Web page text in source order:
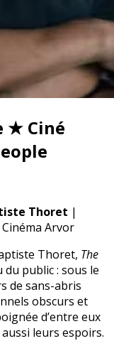
★ Ciné
Thoret |
Arvor
Thoret, The
public : sous le
de sans-abris
obscurs et
d’entre eux
leurs espoirs.